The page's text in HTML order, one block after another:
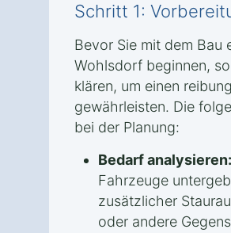
Schritt 1:
Bevor Sie mit dem Bau
Wohlsdorf beginnen,
klären, um einen
gewährleisten. Die
bei der Planung:
Bedarf analysieren:
Fahrzeuge
zusätzlicher
oder andere